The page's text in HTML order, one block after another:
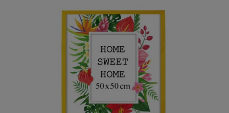
Antyrama plexi w rozmiarze 50x70 cm B2
25,37 zł
Cena regularna:
28,19 zł
Najniższa cena:24,29 zł